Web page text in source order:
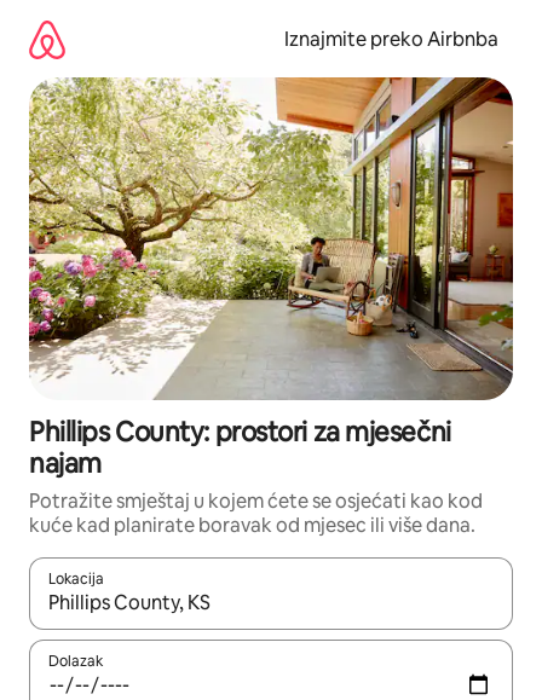
sadržaj
Iznajmite preko Airbnba
Phillips County: prostori za mjesečni
najam
Potražite smještaj u kojem ćete se osjećati kao kod
kuće kad planirate boravak od mjesec ili više dana.
Lokacija
Kada budu dostupni rezultati, moći ćete ih pregledati
Dolazak